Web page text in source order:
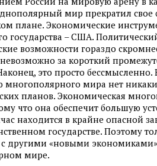
мир прекратил свое
плане. Экономические
государства – США.
возможности гораздо
невозможно за короткий
это просто бессмысленно.
многополярного мира нет
планов. Экономическая
что она обеспечит большую
находится в крайне опасной
государстве. Поэтому
другими «новыми
мире.